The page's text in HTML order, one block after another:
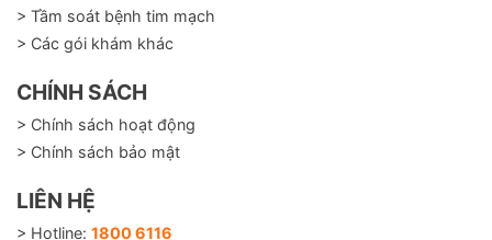
> Tầm soát bệnh tim mạch
> Các gói khám khác
CHÍNH SÁCH
> Chính sách hoạt động
> Chính sách bảo mật
LIÊN HỆ
> Hotline: 1800 6116